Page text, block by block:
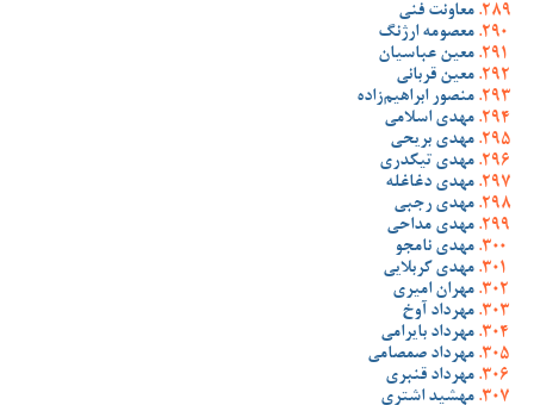
معاونت فنی
معصومه ارژنگ
معین عباسیان
معین قربانی
منصور ابراهیم‌زاده
مهدی اسلامی
مهدی بریحی
مهدی تیکدری
مهدی دغاغله
مهدی رجبی
مهدی مداحی
مهدی نامجو
مهدی کربلایی
مهران امیری
مهرداد آوخ
مهرداد بایرامی
مهرداد صمصامی
مهرداد قنبری
مهشید اشتری